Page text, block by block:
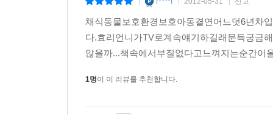
채식동물보호환경보호아동결연어느덧6년차
다.효리언니가TV로계속얘기하길래문득궁금
않을까...책속에서부질없다고느껴지는순간
1명이 이 리뷰를 추천합니다.